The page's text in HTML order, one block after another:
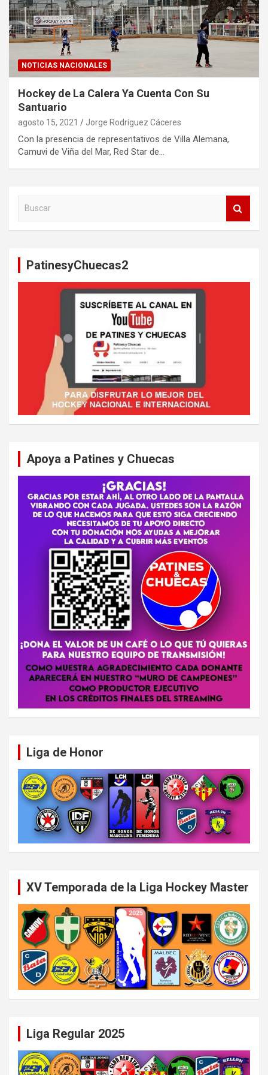
NOTICIAS NACIONALES
Hockey de La Calera Ya Cuenta Con Su
Santuario
agosto 15, 2021 Jorge Rodríguez Cáceres
Con la presencia de representativos de Villa Alemana,
Camuvi de Viña del Mar, Red Star de…
PatinesyChuecas2
Apoya a Patines y Chuecas
Liga de Honor
XV Temporada de la Liga Hockey Master
Liga Regular 2025